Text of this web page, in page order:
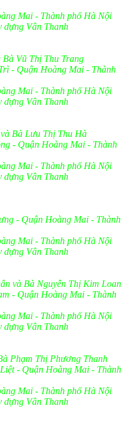
Mai - Thành phố Hà Nội
dựng Vân Thanh
Vũ Thị Thu Trang
- Quận Hoàng Mai - Thành
Mai - Thành phố Hà Nội
dựng Vân Thanh
Bà Lưu Thị Thu Hà
- Quận Hoàng Mai - Thành
Mai - Thành phố Hà Nội
dựng Vân Thanh
- Quận Hoàng Mai - Thành
Mai - Thành phố Hà Nội
dựng Vân Thanh
và Bà Nguyễn Thị Kim Loan
- Quận Hoàng Mai - Thành
Mai - Thành phố Hà Nội
dựng Vân Thanh
Phạm Thị Phương Thanh
- Quận Hoàng Mai - Thành
Mai - Thành phố Hà Nội
dựng Vân Thanh